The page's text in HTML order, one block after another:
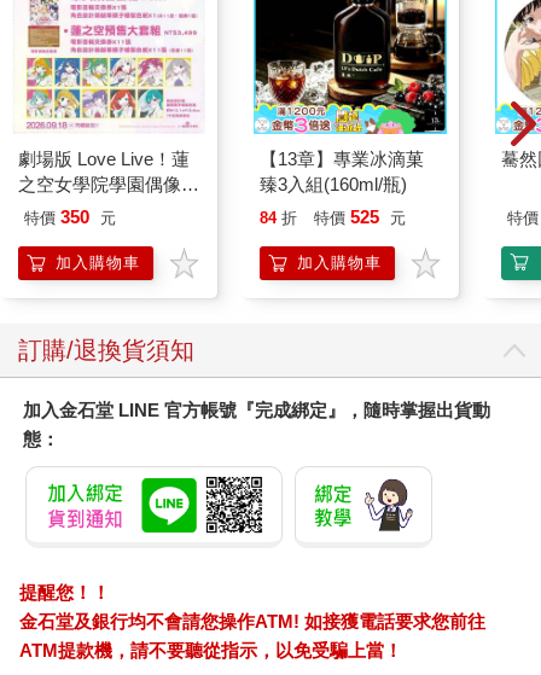
劇場版 Love Live！蓮
之空女學院學園偶像俱
樂部 Bloom Garden
特價 350 元
加入購物車
【13章】專業冰滴菓
臻3入組(160ml/瓶)
84 折 特價 525 元
加入購物車
驀
特價
訂購/退換貨須知
加入金石堂 LINE 官方帳號『完成綁定』，隨時掌握出貨動
態：
提醒您！！
金石堂及銀行均不會請您操作ATM! 如接獲電話要求您前往
ATM提款機，請不要聽從指示，以免受騙上當！